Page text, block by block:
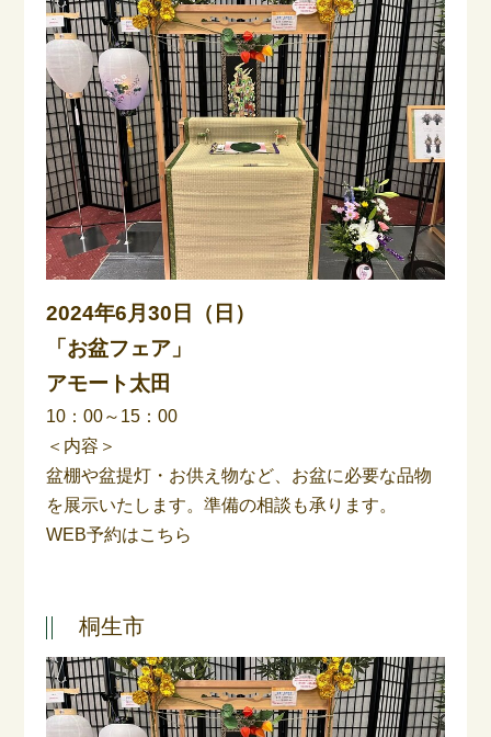
2024年6月30日（日）
「お盆フェア」
アモート太田
10：00～15：00
＜内容＞
盆棚や盆提灯・お供え物など、お盆に必要な品物
を展示いたします。準備の相談も承ります。
WEB予約はこちら
桐生市